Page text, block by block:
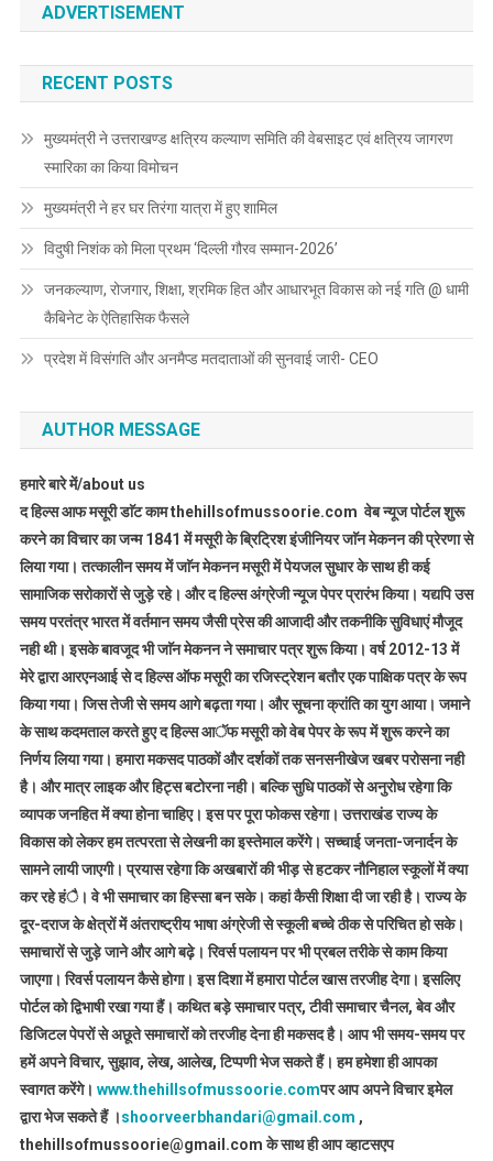
ADVERTISEMENT
RECENT POSTS
मुख्यमंत्री ने उत्तराखण्ड क्षत्रिय कल्याण समिति की वेबसाइट एवं क्षत्रिय जागरण
स्मारिका का किया विमोचन
मुख्यमंत्री ने हर घर तिरंगा यात्रा में हुए शामिल
विदुषी निशंक को मिला प्रथम ‘दिल्ली गौरव सम्मान-2026’
जनकल्याण, रोजगार, शिक्षा, श्रमिक हित और आधारभूत विकास को नई गति @ धामी
कैबिनेट के ऐतिहासिक फैसले
प्रदेश में विसंगति और अनमैप्ड मतदाताओं की सुनवाई जारी- CEO
AUTHOR MESSAGE
हमारे बारे में/about us
द हिल्स आफ मसूरी डाॅट काम thehillsofmussoorie.com वेब न्यूज पोर्टल शुरू
करने का विचार का जन्म 1841 में मसूरी के ब्रिट्रिश इंजीनियर जाॅन मेकनन की प्रेरणा से
लिया गया। तत्कालीन समय में जाॅन मेकनन मसूरी में पेयजल सुधार के साथ ही कई
सामाजिक सरोकारों से जुड़े रहे। और द हिल्स अंग्रेजी न्यूज पेपर प्रारंभ किया। यद्यपि उस
समय परतंत्र भारत में वर्तमान समय जैसी प्रेस की आजादी और तकनीकि सुविधाएं मौजूद
नही थी। इसके बावजूद भी जाॅन मेकनन ने समाचार पत्र शुरू किया। वर्ष 2012-13 में
मेरे द्वारा आरएनआई से द हिल्स ऑफ मसूरी का रजिस्ट्रेशन बतौर एक पाक्षिक पत्र के रूप
किया गया। जिस तेजी से समय आगे बढ़ता गया। और सूचना क्रांति का युग आया। जमाने
के साथ कदमताल करते हुए द हिल्स आॅफ मसूरी को वेब पेपर के रूप में शुरू करने का
निर्णय लिया गया। हमारा मकसद पाठकों और दर्शकों तक सनसनीखेज खबर परोसना नही
है। और मात्र लाइक और हिट्स बटोरना नही। बल्कि सुधि पाठकों से अनुरोध रहेगा कि
व्यापक जनहित में क्या होना चाहिए। इस पर पूरा फोकस रहेगा। उत्तराखंड राज्य के
विकास को लेकर हम तत्परता से लेखनी का इस्तेमाल करेंगे। सच्चाई जनता-जनार्दन के
सामने लायी जाएगी। प्रयास रहेगा कि अखबारों की भीड़ से हटकर नौनिहाल स्कूलों में क्या
कर रहे हंै। वे भी समाचार का हिस्सा बन सके। कहां कैसी शिक्षा दी जा रही है। राज्य के
दूर-दराज के क्षेत्रों में अंतराष्ट्रीय भाषा अंग्रेजी से स्कूली बच्चे ठीक से परिचित हो सके।
समाचारों से जुड़े जाने और आगे बढ़े। रिवर्स पलायन पर भी प्रबल तरीके से काम किया
जाएगा। रिवर्स पलायन कैसे होगा। इस दिशा में हमारा पोर्टल खास तरजीह देगा। इसलिए
पोर्टल को द्विभाषी रखा गया हैं। कथित बड़े समाचार पत्र, टीवी समाचार चैनल, बेव और
डिजिटल पेपरों से अछूते समाचारों को तरजीह देना ही मकसद है। आप भी समय-समय पर
हमें अपने विचार, सुझाव, लेख, आलेख, टिप्पणी भेज सकते हैं। हम हमेशा ही आपका
स्वागत करेंगे। www.thehillsofmussoorie.comपर आप अपने विचार इमेल
द्वारा भेज सकते हैं ।shoorveerbhandari@gmail.com ,
thehillsofmussoorie@gmail.com के साथ ही आप व्हाटसएप